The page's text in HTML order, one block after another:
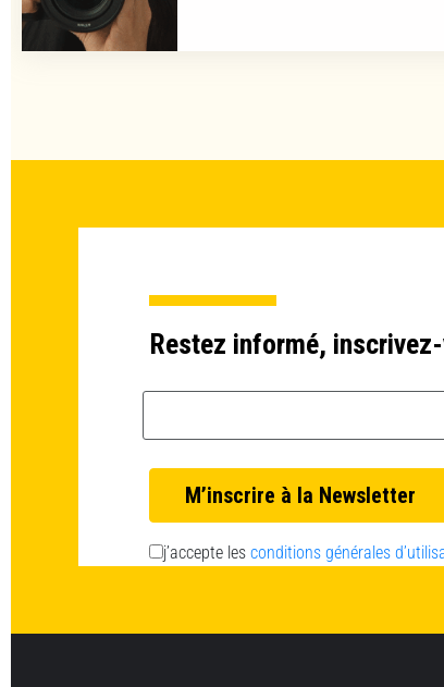
Restez informé,
j’accepte les conditions générales